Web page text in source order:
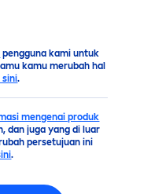
pengguna kami untuk
kamu merubah hal
sini.
mengenai produk
dan juga yang di luar
persetujuan ini
.
Perawatan Lotion
(0)
SERUM